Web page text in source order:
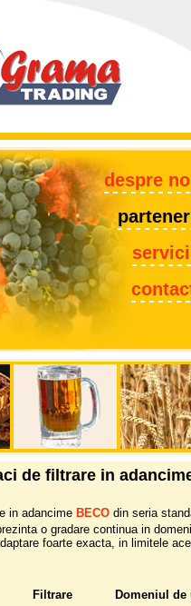
despre
de filtrare in
in adancime BECO din seria
o gradare continua in
foarte exacta, in limitele
Filtrare Domeniul de